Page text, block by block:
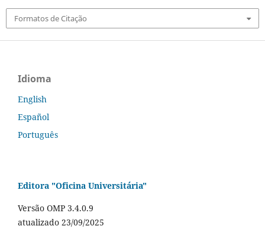
Formatos de Citação
Idioma
English
Español
Português
Editora "Oficina Universitária"
Versão OMP 3.4.0.9
atualizado 23/09/2025